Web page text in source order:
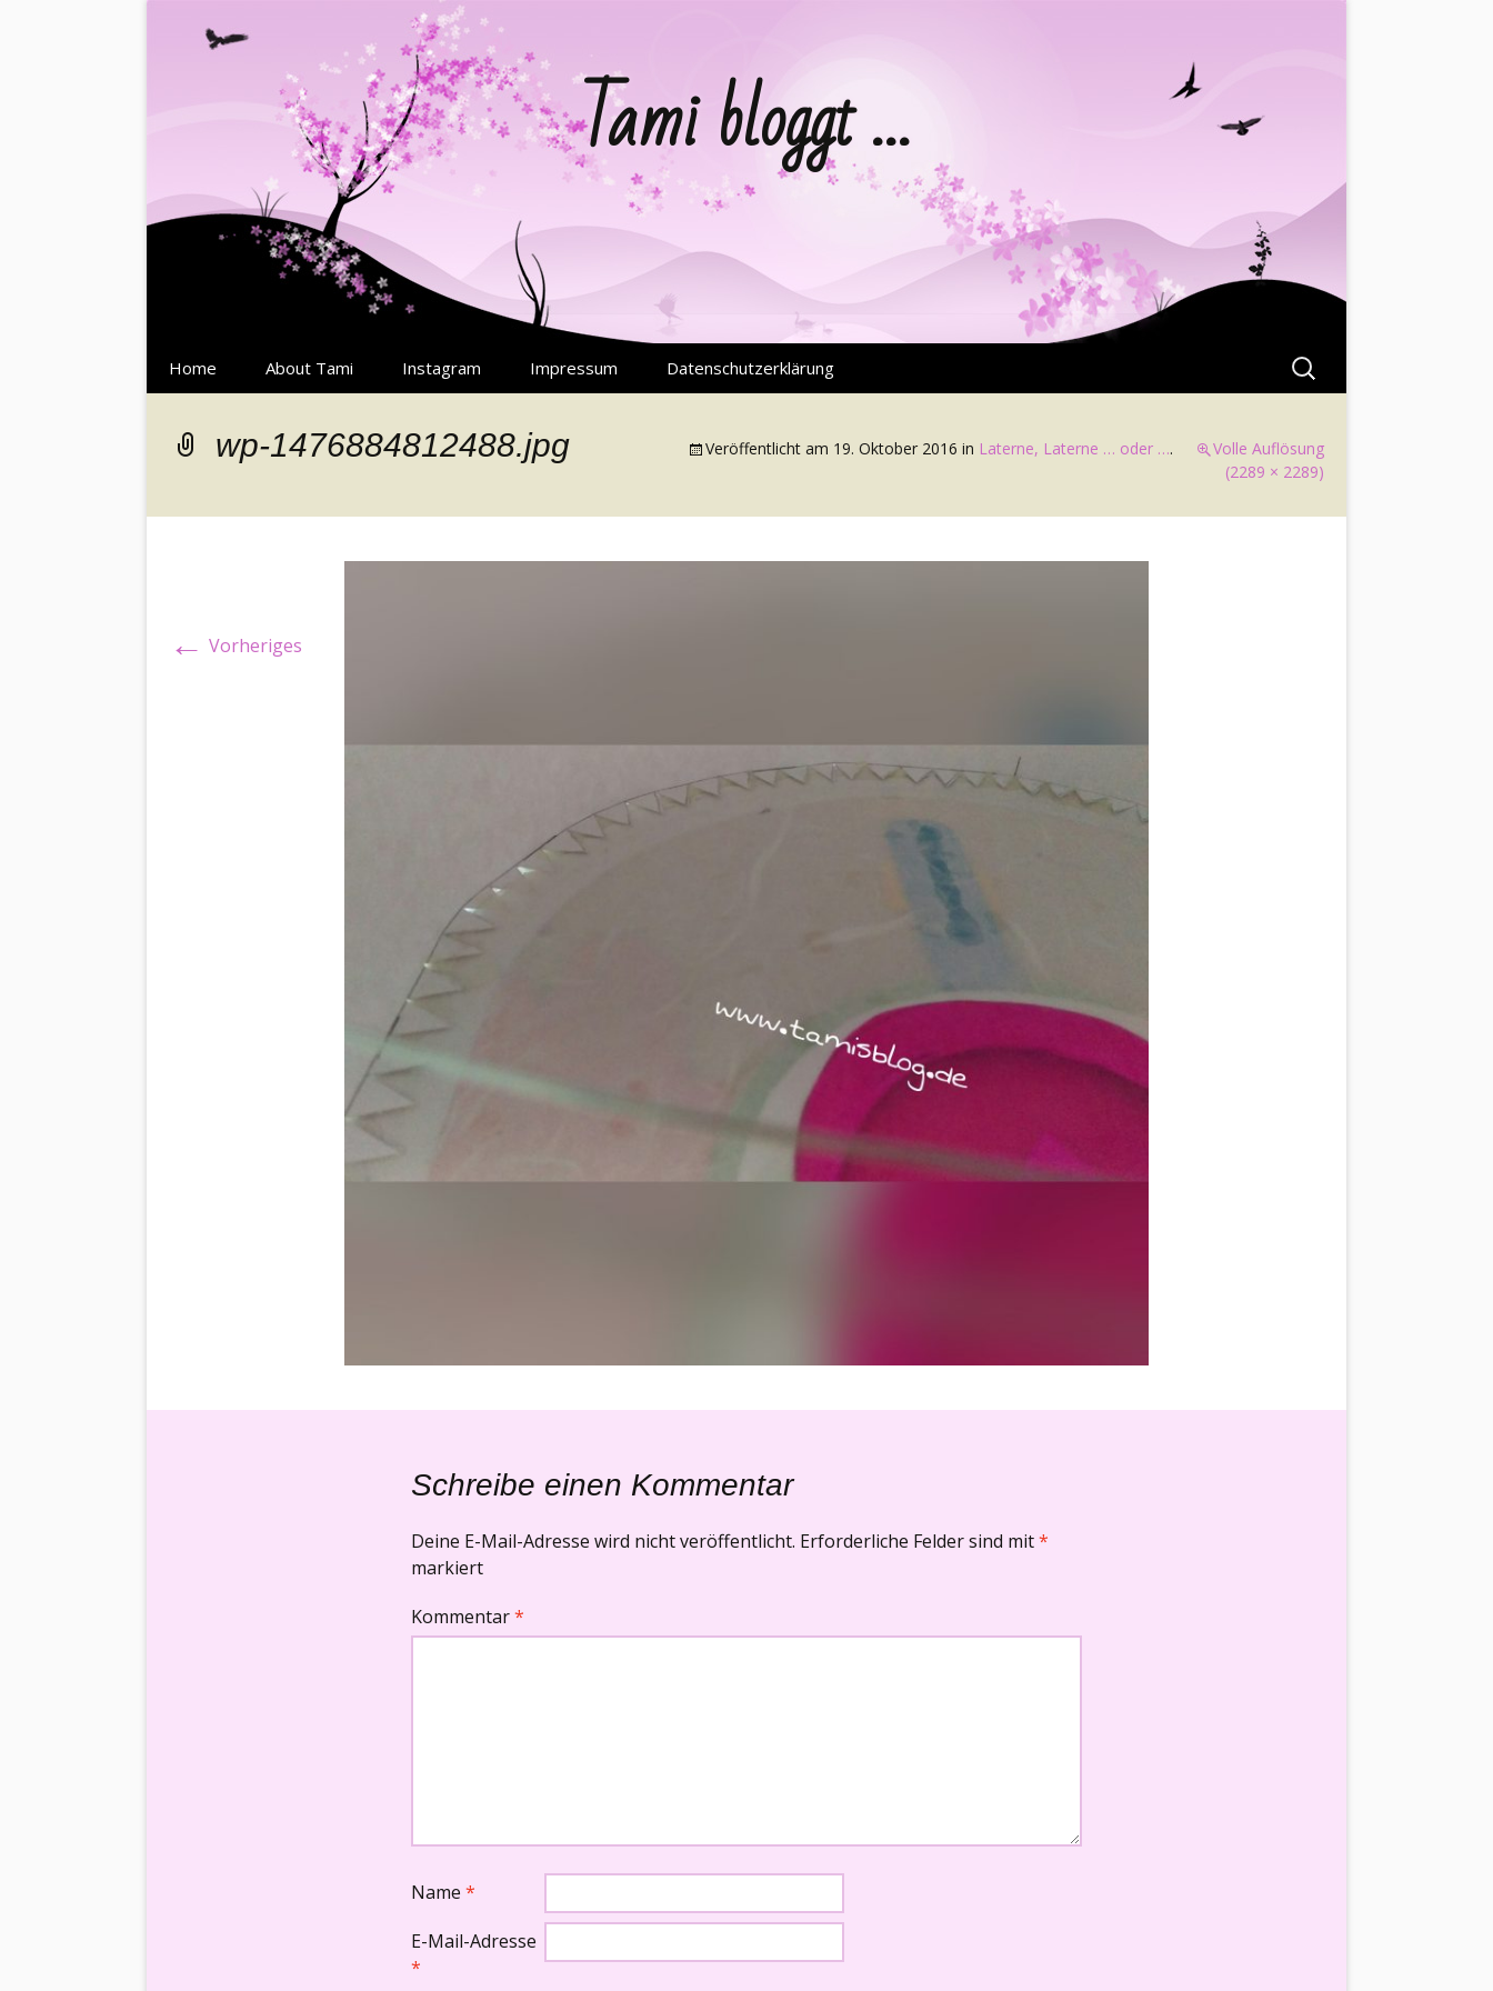
Tami bloggt …
zum
Home About Tami Instagram Impressum Datenschutzerklärung
Suchen
nach:
wp-1476884812488.jpg Veröffentlicht am 19. Oktober 2016 in Laterne, Laterne … oder ….
Volle Auflösung
(2289 × 2289)
← Vorheriges
Schreibe einen Kommentar
Deine E-Mail-Adresse wird nicht veröffentlicht. Erforderliche Felder sind mit*
markiert
Kommentar*
Name *
E-Mail-Adresse
*